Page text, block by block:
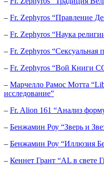
– Fr. Zephyros “Правление
– Fr. Zephyros “Наука
– Fr. Zephyros “Сексуальная
– Fr. Zephyros “Вой Книги
– Марчелло Рамос Мотта
исследование”
– Fr. Alion 161 “Анализ
– Бенжамин Роу “Зверь и
– Бенжамин Роу “Иллюзия
– Кеннет Грант “AL в свете